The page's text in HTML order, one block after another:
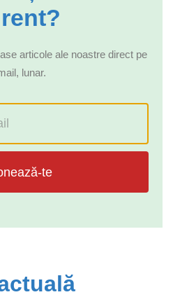
articole ale noastre direct pe
lunar.
te